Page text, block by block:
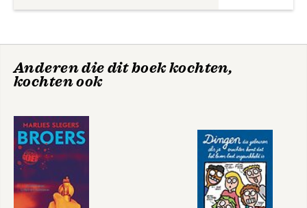
Anderen die dit boek kochten,
kochten ook